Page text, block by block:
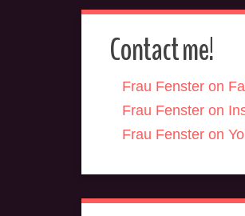
Contact me!
Frau Fenster on
Frau Fenster on
Frau Fenster on